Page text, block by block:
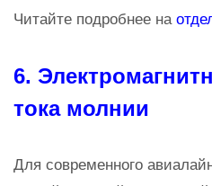
Читайте подробнее на
6.
тока молнии
Для современного